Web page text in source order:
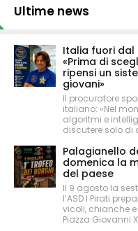
Ultime news
Italia fuori dal
«Prima di
ripensi un
giovani»
Il procuratore
italiano: «Nel
algoritmi e
discutere solo di
Palagianello
domenica la
del paese
Il 9 agosto la
l’ASD I Pirati
vicoli, chianche
Piazza Giovanni